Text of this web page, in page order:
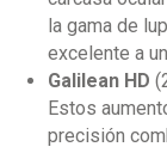
la gama de
excelente a
Galilean HD
Estos
precisión